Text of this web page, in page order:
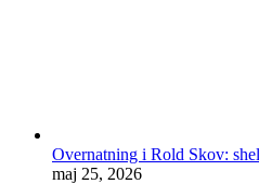
Overnatning i Rold Skov:
maj 25, 2026